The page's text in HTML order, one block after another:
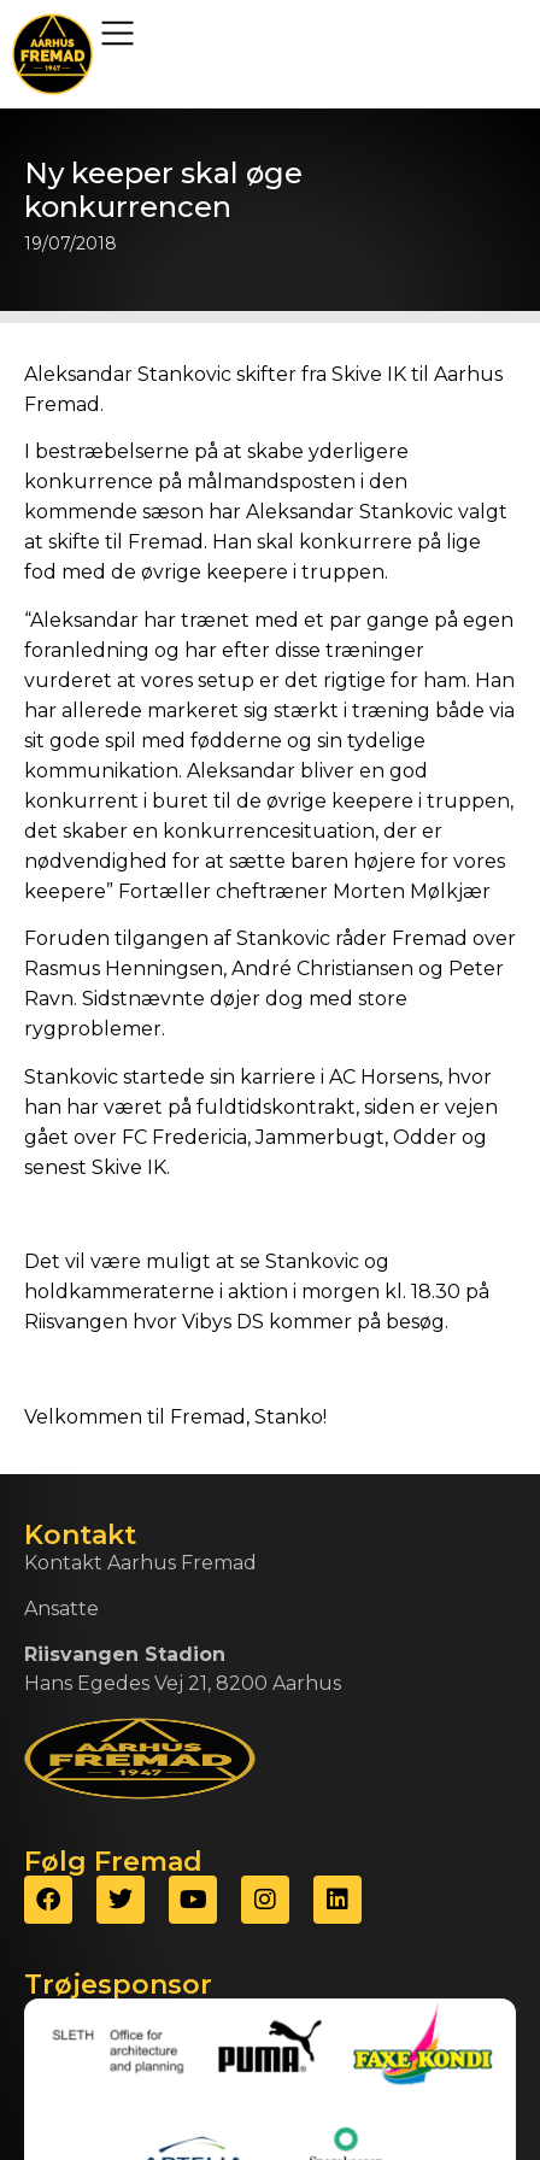
Ny keeper skal øge
konkurrencen
19/07/2018
Aleksandar Stankovic skifter fra Skive IK til Aarhus
Fremad.
I bestræbelserne på at skabe yderligere
konkurrence på målmandsposten i den
kommende sæson har Aleksandar Stankovic valgt
at skifte til Fremad. Han skal konkurrere på lige
fod med de øvrige keepere i truppen.
“Aleksandar har trænet med et par gange på egen
foranledning og har efter disse træninger
vurderet at vores setup er det rigtige for ham. Han
har allerede markeret sig stærkt i træning både via
sit gode spil med fødderne og sin tydelige
kommunikation. Aleksandar bliver en god
konkurrent i buret til de øvrige keepere i truppen,
det skaber en konkurrencesituation, der er
nødvendighed for at sætte baren højere for vores
keepere” Fortæller cheftræner Morten Mølkjær
Foruden tilgangen af Stankovic råder Fremad over
Rasmus Henningsen, André Christiansen og Peter
Ravn. Sidstnævnte døjer dog med store
rygproblemer.
Stankovic startede sin karriere i AC Horsens, hvor
han har været på fuldtidskontrakt, siden er vejen
gået over FC Fredericia, Jammerbugt, Odder og
senest Skive IK.
Det vil være muligt at se Stankovic og
holdkammeraterne i aktion i morgen kl. 18.30 på
Riisvangen hvor Vibys DS kommer på besøg.
Velkommen til Fremad, Stanko!
Kontakt
Kontakt Aarhus Fremad
Ansatte
Riisvangen Stadion
Hans Egedes Vej 21, 8200 Aarhus
Følg Fremad
Trøjesponsor